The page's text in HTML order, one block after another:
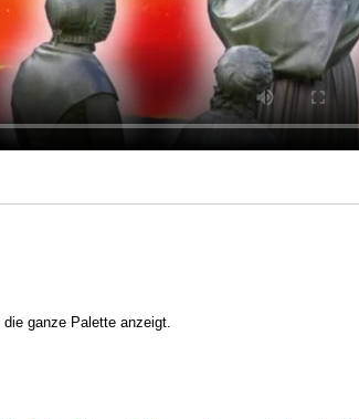
ganze Palette anzeigt.